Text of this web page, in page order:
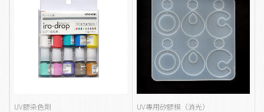
貨到通知我
UV膠染色劑 加入購物車
UV專用矽膠模（消光）